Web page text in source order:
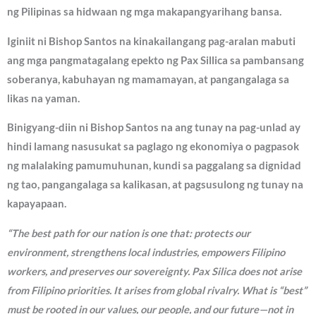
ng Pilipinas sa hidwaan ng mga makapangyarihang bansa.
Iginiit ni Bishop Santos na kinakailangang pag-aralan mabuti
ang mga pangmatagalang epekto ng Pax Sillica sa pambansang
soberanya, kabuhayan ng mamamayan, at pangangalaga sa
likas na yaman.
Binigyang-diin ni Bishop Santos na ang tunay na pag-unlad ay
hindi lamang nasusukat sa paglago ng ekonomiya o pagpasok
ng malalaking pamumuhunan, kundi sa paggalang sa dignidad
ng tao, pangangalaga sa kalikasan, at pagsusulong ng tunay na
kapayapaan.
“The best path for our nation is one that: protects our
environment, strengthens local industries, empowers Filipino
workers, and preserves our sovereignty. Pax Silica does not arise
from Filipino priorities. It arises from global rivalry. What is “best”
must be rooted in our values, our people, and our future—not in